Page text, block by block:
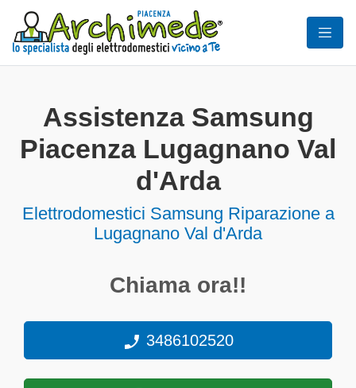
Assistenza Samsung
Piacenza Lugagnano Val
d'Arda
Elettrodomestici Samsung Riparazione a
Lugagnano Val d'Arda
Chiama ora!!
3486102520